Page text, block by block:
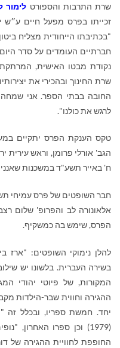
שרת התרבות והספורט לימור
זכייתו בפרס מפעל חיים ע״ש
"בכתיבתו הייחודית מצליח
חברתיים העומדים על סדר
נקודת מבטו האישית,
שרת החינוך ובהכירי את
החובה בבתי הספר.אני שמחה
לרגש את כולנו".
טקס הענקת הפרס יתקיים
ח' באייר תשע"ד במשכנות
חבר השופטים של פרס עמיחי
אלאונורה לב והפרופ' שלום
הפרס, שימש בה כמשקיף.
להלן נימוקי השופטים: "ארז
בשירה העברית. בלשונו יש
המקורות, של פיוטי יהודי
ההגירה וחווית שבר-הילדות
(1979) וכן ספרו האחרון,
החופפת לחוויית ההגירה של